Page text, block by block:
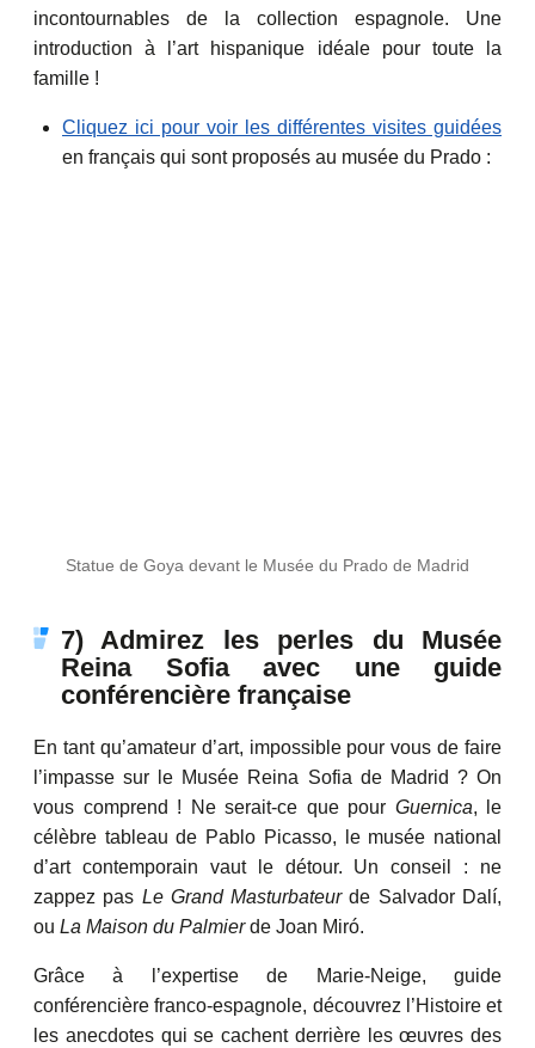
incontournables de la collection espagnole. Une
introduction à l’art hispanique idéale pour toute la
famille !
Cliquez ici pour voir les différentes visites guidées
en français qui sont proposés au musée du Prado :
Statue de Goya devant le Musée du Prado de Madrid
7) Admirez les perles du Musée
Reina Sofia avec une guide
conférencière française
En tant qu’amateur d’art, impossible pour vous de faire
l’impasse sur le Musée Reina Sofia de Madrid ? On
vous comprend ! Ne serait-ce que pour Guernica, le
célèbre tableau de Pablo Picasso, le musée national
d’art contemporain vaut le détour. Un conseil : ne
zappez pas Le Grand Masturbateurde Salvador Dalí,
ou La Maison du Palmierde Joan Miró.
Grâce à l’expertise de Marie-Neige, guide
conférencière franco-espagnole, découvrez l’Histoire et
les anecdotes qui se cachent derrière les œuvres des